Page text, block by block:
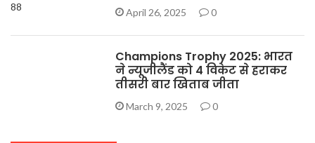
April 26, 2025 0
Champions Trophy 2025: भारत
ने न्यूजीलैंड को 4 विकेट से हराकर
तीसरी बार खिताब जीता
March 9, 2025 0